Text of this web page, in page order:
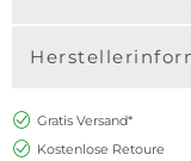
Gratis Versand*
Kostenlose Retoure